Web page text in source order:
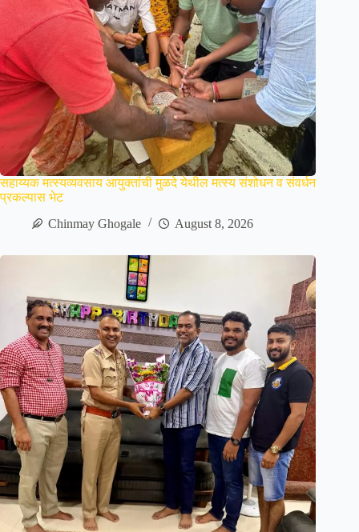
सहाय्यक मत्स्यव्यवसाय आयुक्तांची मुळदे येथील मत्स्य संशोधन व संवर्धन
प्रकल्पास भेट
Chinmay Ghogale
August 8, 2026